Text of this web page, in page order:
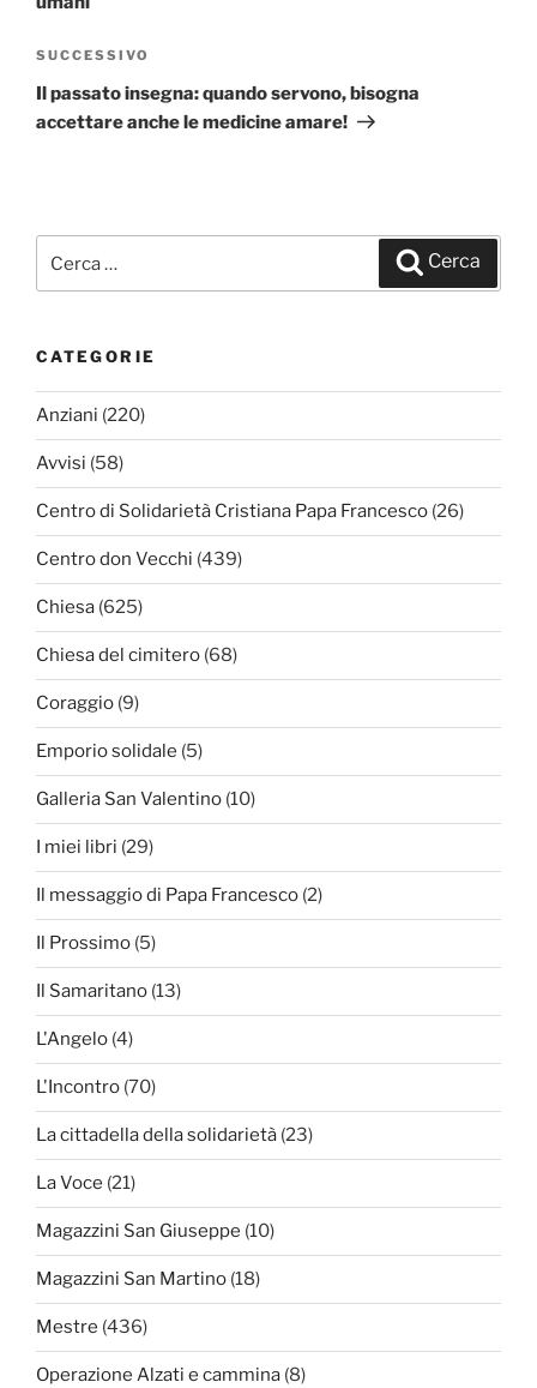
Articolo
successivo
SUCCESSIVO
Il passato insegna: quando servono, bisogna
accettare anche le medicine amare!
Cerca
CATEGORIE
Anziani (220)
Avvisi (58)
Centro di Solidarietà Cristiana Papa Francesco (26)
Centro don Vecchi (439)
Chiesa (625)
Chiesa del cimitero (68)
Coraggio (9)
Emporio solidale (5)
Galleria San Valentino (10)
I miei libri (29)
Il messaggio di Papa Francesco (2)
Il Prossimo (5)
Il Samaritano (13)
L'Angelo (4)
L'Incontro (70)
La cittadella della solidarietà (23)
La Voce (21)
Magazzini San Giuseppe (10)
Magazzini San Martino (18)
Mestre (436)
Operazione Alzati e cammina (8)